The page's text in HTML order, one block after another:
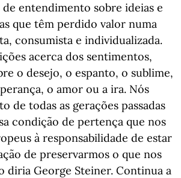
entendimento sobre ideias e
que têm perdido valor numa
consumista e individualizada.
acerca dos sentimentos,
o desejo, o espanto, o sublime,
o amor ou a ira. Nós
de todas as gerações passadas
condição de pertença que nos
à responsabilidade de estar
de preservarmos o que nos
diria George Steiner. Continua a